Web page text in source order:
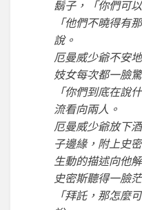
鬍子，「你們可
「他們不曉得有
說。
厄曼威少爺不安
妓女每次都一臉
「你們到底在說
流看向兩人。
厄曼威少爺放下
子邊緣，附上史
生動的描述向他
史密斯聽得一臉
「拜託，那怎麼